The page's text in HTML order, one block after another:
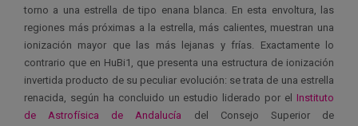
torno a una estrella de tipo enana blanca. En esta envoltura, las
regiones más próximas a la estrella, más calientes, muestran una
ionización mayor que las más lejanas y frías. Exactamente lo
contrario que en HuBi1, que presenta una estructura de ionización
invertida producto de su peculiar evolución: se trata de una estrella
renacida, según ha concluido un estudio liderado por el Instituto
de Astrofísica de Andalucía del Consejo Superior de